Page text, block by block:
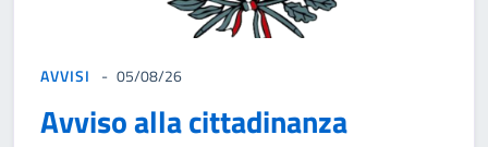
AVVISI 05/08/26
Avviso alla cittadinanza